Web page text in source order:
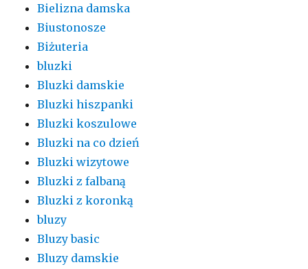
Bielizna damska
Biustonosze
Biżuteria
bluzki
Bluzki damskie
Bluzki hiszpanki
Bluzki koszulowe
Bluzki na co dzień
Bluzki wizytowe
Bluzki z falbaną
Bluzki z koronką
bluzy
Bluzy basic
Bluzy damskie